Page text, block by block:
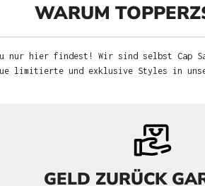
WARUM
hier findest! Wir sind selbst Cap
limitierte und exklusive Styles in
GELD ZURÜCK